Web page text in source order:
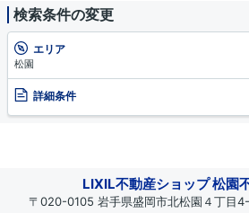
検索条件の変更
エリア
松園
詳細条件
LIXIL不動産ショップ 松園
〒020-0105 岩手県盛岡市北松園４丁目